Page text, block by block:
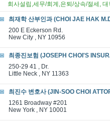
회사설립,세무/회계,은퇴/상속/절세,
최재학 산부인과 (CHOI JAE HAK
200 E Eckerson Rd.
New City , NY 10956
최종진보험 (JOSEPH CHOI'S
250-29 41 , Dr.
Little Neck , NY 11363
최진수 변호사 (JIN-SOO CHOI
1261 Broadway #201
New York , NY 10001